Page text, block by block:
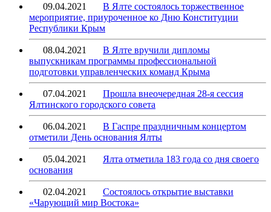
09.04.2021
В Ялте состоялось торжественное
мероприятие, приуроченное ко Дню Конституции
Республики Крым
08.04.2021
В Ялте вручили дипломы
выпускникам программы профессиональной
подготовки управленческих команд Крыма
07.04.2021
Прошла внеочередная 28-я сессия
Ялтинского городского совета
06.04.2021
В Гаспре праздничным концертом
отметили День основания Ялты
05.04.2021
Ялта отметила 183 года со дня своего
основания
02.04.2021
Состоялось открытие выставки
«Чарующий мир Востока»